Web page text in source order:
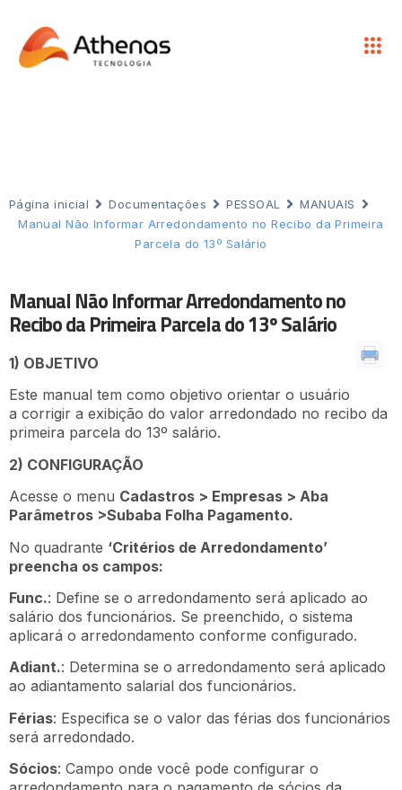
Página inicial Documentações PESSOAL
MANUAIS
Manual Não Informar Arredondamento no Recibo da Primeira
Parcela do 13º Salário
Manual Não Informar Arredondamento no
Recibo da Primeira Parcela do 13º Salário
1) OBJETIVO
Este manual tem como objetivo orientar o usuário
a corrigir a exibição do valor arredondado no recibo da
primeira parcela do 13º salário.
2) CONFIGURAÇÃO
Acesse o menu Cadastros > Empresas > Aba
Parâmetros >Subaba Folha Pagamento.
No quadrante ‘Critérios de Arredondamento’
preencha os campos:
Func.: Define se o arredondamento será aplicado ao
salário dos funcionários. Se preenchido, o sistema
aplicará o arredondamento conforme configurado.
Adiant.: Determina se o arredondamento será aplicado
ao adiantamento salarial dos funcionários.
Férias: Especifica se o valor das férias dos funcionários
será arredondado.
Sócios: Campo onde você pode configurar o